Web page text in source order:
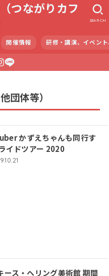
つながりカフ
開催情報 研修・講演、イベン
SEARCH
団体等）
かずえちゃんも同行す
イドツアー 2020
ース・ヘリング美術館 期間